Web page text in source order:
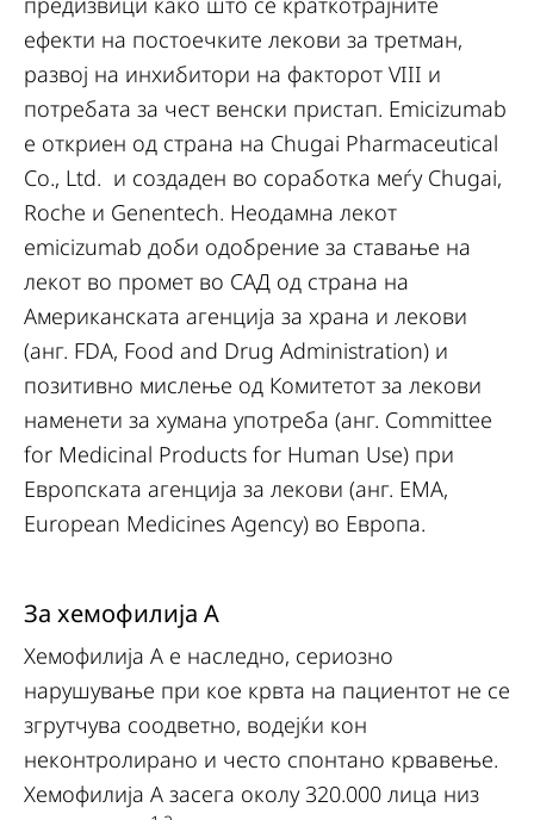
ефекти на постоечките лекови за третман,
развој на инхибитори на факторот VIII и
потребата за чест венски пристап. Emicizumab
е откриен од страна на Chugai Pharmaceutical
Co., Ltd. и создаден во соработка меѓу Chugai,
Roche и Genentech. Неодамна лекот
emicizumab доби одобрение за ставање на
лекот во промет во САД од страна на
Американската агенција за храна и лекови
(анг. FDA, Food and Drug Administration) и
позитивно мислење од Комитетот за лекови
наменети за хумана употреба (анг. Committee
for Medicinal Products for Human Use) при
Европската агенција за лекови (анг. EMA,
European Medicines Agency) во Европа.
За хемофилија A
Хемофилија A е наследно, сериозно
нарушување при кое крвта на пациентот не се
згрутчува соодветно, водејќи кон
неконтролирано и често спонтано крвавење.
Хемофилија A засега околу 320.000 лица низ